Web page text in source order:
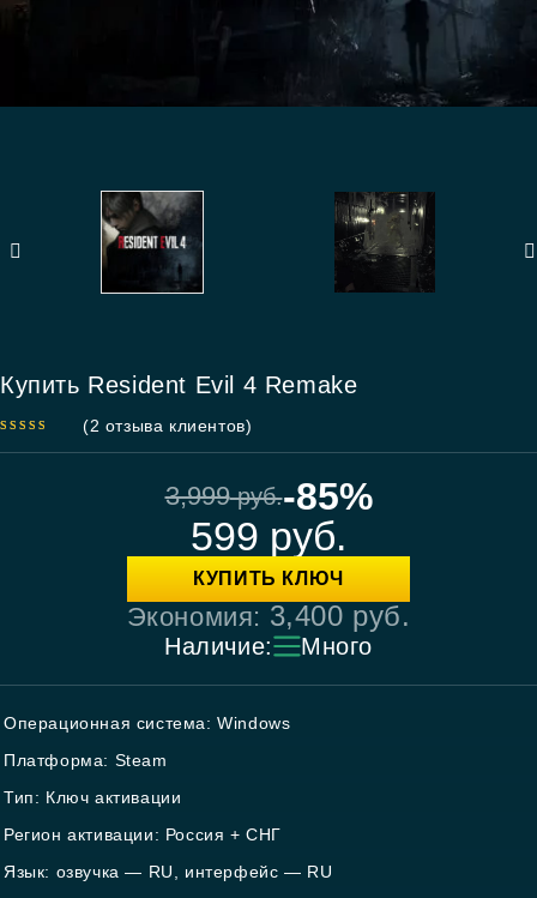
Купить Resident Evil 4 Remake
(2 отзыва клиентов)
3,999руб.-85%
599 руб.
КУПИТЬ КЛЮЧ
Экономия: 3,400 руб.
Наличие: Много
Операционная система: Windows
Платформа: Steam
Тип: Ключ активации
Регион активации: Россия + СНГ
Язык: озвучка — RU, интерфейс — RU